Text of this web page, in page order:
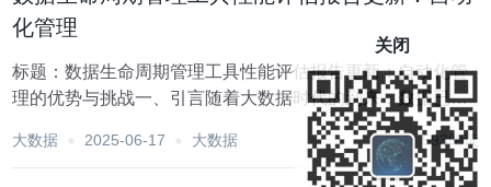
化管理
标题：数据生命周期管理工具性能评估报告更新：自动化管
理的优势与挑战一、引言随着大数据时代的到来，数据已成
为企业最重要的资产之一。有效管理数据生命周期，从数据
的创建、存储、使用到归档或删除，对于确保数据质量、提
升业务效率及遵守法规要求至关重要。近年来，数据生...
大数据 2025-06-17 大数据 593阅读
关闭